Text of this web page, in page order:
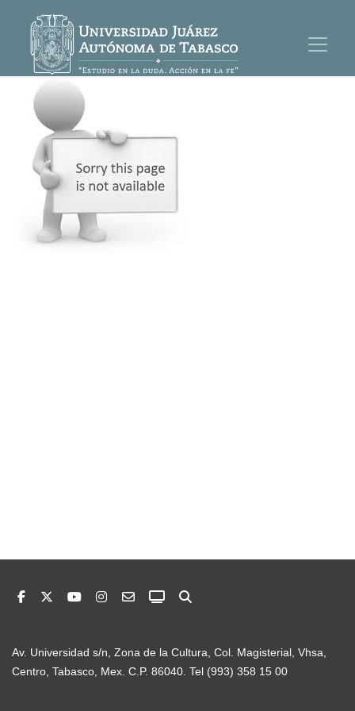
Av. Universidad s/n, Zona de la Cultura, Col. Magisterial, Vhsa,
Centro, Tabasco, Mex. C.P. 86040. Tel (993) 358 15 00